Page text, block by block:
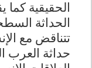
الحقيقية
الحداثة
تتناقض مع
حداثة العرب